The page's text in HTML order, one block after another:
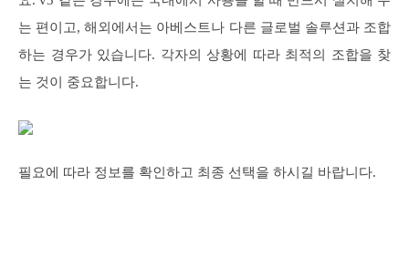
는 편이고, 해외에서는 아베스트나 다른 글로벌 솔루션과 조합
하는 경우가 있습니다. 각자의 상황에 따라 최적의 조합을 찾
는 것이 중요합니다.
필요에 따라 정보를 확인하고 최종 선택을 하시길 바랍니다.